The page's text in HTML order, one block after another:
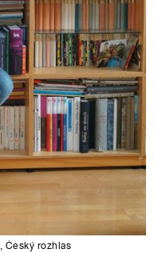
, Český rozhlas